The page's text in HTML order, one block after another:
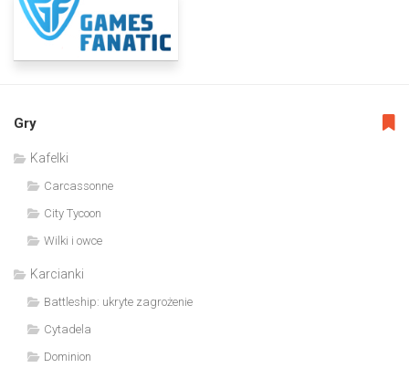
Gry
Kafelki
Carcassonne
City Tycoon
Wilki i owce
Karcianki
Battleship: ukryte zagrożenie
Cytadela
Dominion